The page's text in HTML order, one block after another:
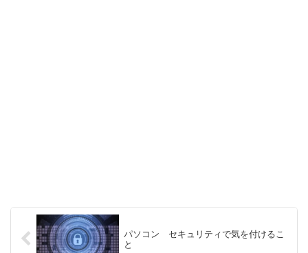
パソコン セキュリティで気を付けるこ
と